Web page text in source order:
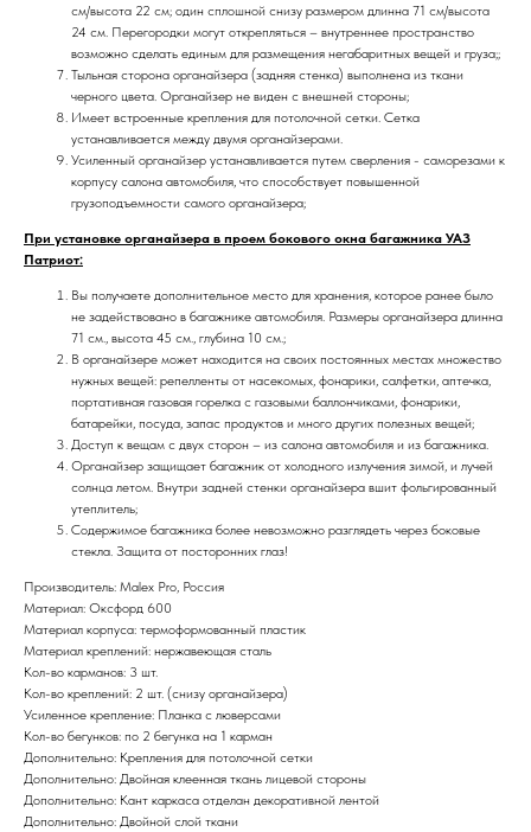
см/высота 22 см; один сплошной снизу размером длинна 71 см/высота
24 см. Перегородки могут открепляться – внутреннее пространство
возможно сделать единым для размещения негабаритных вещей и груза;;
Тыльная сторона органайзера (задняя стенка) выполнена из ткани
черного цвета. Органайзер не виден с внешней стороны;
Имеет встроенные крепления для потолочной сетки. Сетка
устанавливается между двумя органайзерами.
Усиленный органайзер устанавливается путем сверления - саморезами к
корпусу салона автомобиля, что способствует повышенной
грузоподъемности самого органайзера;
При установке органайзера в проем бокового окна багажника УАЗ
Патриот:
Вы получаете дополнительное место для хранения, которое ранее было
не задействовано в багажнике автомобиля. Размеры органайзера длинна
71 см., высота 45 см., глубина 10 см.;
В органайзере может находится на своих постоянных местах множество
нужных вещей: репелленты от насекомых, фонарики, салфетки, аптечка,
портативная газовая горелка с газовыми баллончиками, фонарики,
батарейки, посуда, запас продуктов и много других полезных вещей;
Доступ к вещам с двух сторон – из салона автомобиля и из багажника.
Органайзер защищает багажник от холодного излучения зимой, и лучей
солнца летом. Внутри задней стенки органайзера вшит фольгированный
утеплитель;
Содержимое багажника более невозможно разглядеть через боковые
стекла. Защита от посторонних глаз!
Производитель: Malex Pro, Россия
Материал: Оксфорд 600
Материал корпуса: термоформованный пластик
Материал креплений: нержавеющая сталь
Кол-во карманов: 3 шт.
Кол-во креплений: 2 шт. (снизу органайзера)
Усиленное крепление: Планка с люверсами
Кол-во бегунков: по 2 бегунка на 1 карман
Дополнительно: Крепления для потолочной сетки
Дополнительно: Двойная клеенная ткань лицевой стороны
Дополнительно: Кант каркаса отделан декоративной лентой
Дополнительно: Двойной слой ткани